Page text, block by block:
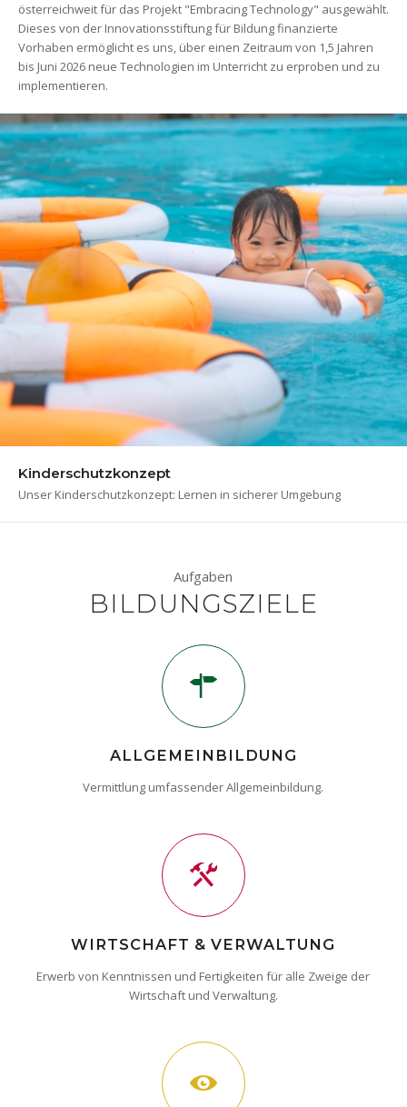
österreichweit für das Projekt "Embracing Technology" ausgewählt.
Dieses von der Innovationsstiftung für Bildung finanzierte
Vorhaben ermöglicht es uns, über einen Zeitraum von 1,5 Jahren
bis Juni 2026 neue Technologien im Unterricht zu erproben und zu
implementieren.
Kinderschutzkonzept
Unser Kinderschutzkonzept: Lernen in sicherer Umgebung
Aufgaben
BILDUNGSZIELE
ALLGEMEINBILDUNG
Vermittlung umfassender Allgemeinbildung.
WIRTSCHAFT & VERWALTUNG
Erwerb von Kenntnissen und Fertigkeiten für alle Zweige der
Wirtschaft und Verwaltung.